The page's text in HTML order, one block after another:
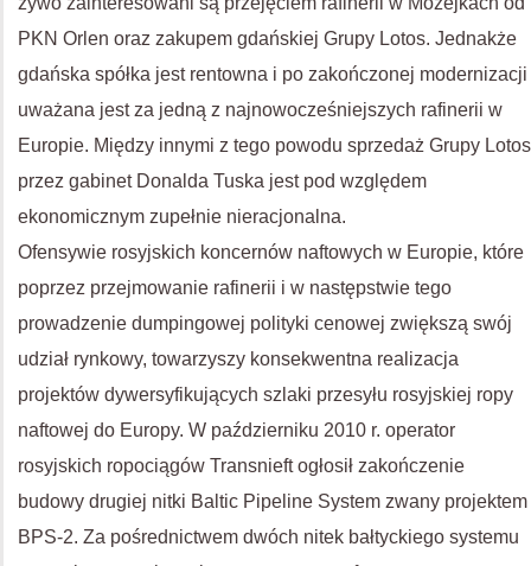
PKN Orlen oraz zakupem gdańskiej Grupy Lotos. Jednakże
gdańska spółka jest rentowna i po zakończonej modernizacji
uważana jest za jedną z najnowocześniejszych rafinerii w
Europie. Między innymi z tego powodu sprzedaż Grupy Lotos
przez gabinet Donalda Tuska jest pod względem
ekonomicznym zupełnie nieracjonalna.
Ofensywie rosyjskich koncernów naftowych w Europie, które
poprzez przejmowanie rafinerii i w następstwie tego
prowadzenie dumpingowej polityki cenowej zwiększą swój
udział rynkowy, towarzyszy konsekwentna realizacja
projektów dywersyfikujących szlaki przesyłu rosyjskiej ropy
naftowej do Europy. W październiku 2010 r. operator
rosyjskich ropociągów Transnieft ogłosił zakończenie
budowy drugiej nitki Baltic Pipeline System zwany projektem
BPS-2. Za pośrednictwem dwóch nitek bałtyckiego systemu